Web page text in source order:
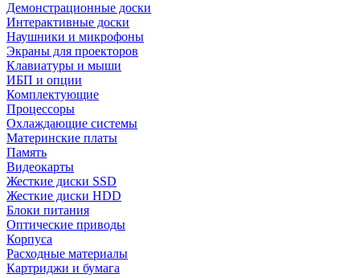
Демонстрационные доски
Интерактивные доски
Наушники и микрофоны
Экраны для проекторов
Клавиатуры и мыши
ИБП и опции
Комплектующие
Процессоры
Охлаждающие системы
Материнские платы
Память
Видеокарты
Жесткие диски SSD
Жесткие диски HDD
Блоки питания
Оптические приводы
Корпуса
Расходные материалы
Картриджи и бумага